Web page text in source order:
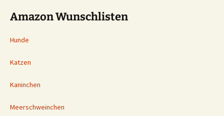
Amazon Wunschlisten
Hunde
Katzen
Kaninchen
Meerschweinchen